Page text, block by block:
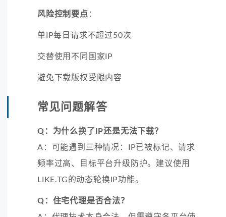
风险控制要点 ：
单IP每日请求不超过50次
交替使用不同国家IP
避免下载版权受限内容
常见问题解答
Q：为什么换了IP还是无法下载？
A：可能遇到三种情况：IP已被标记、请求
频率过高、目标平台升级防护。建议使用
LIKE.TG的动态轮换IP功能。
Q：住宅代理是否合法？